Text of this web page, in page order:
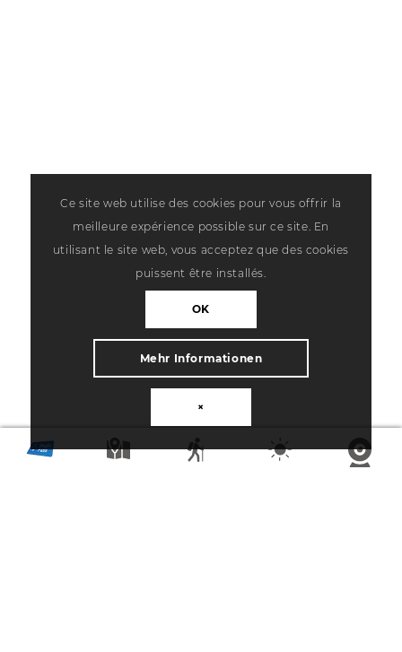
Ce site web utilise des cookies pour vous offrir la
meilleure expérience possible sur ce site. En
utilisant le site web, vous acceptez que des cookies
puissent être installés.
OK
Mehr Informationen
×